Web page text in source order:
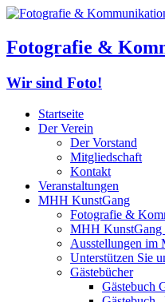
Fotografie &
Wir sind Foto!
Startseite
Der Verein
Der Vorstand
Mitgliedschaft
Kontakt
Veranstaltungen
MHH KunstGang
Fotografie &
MHH KunstGang
Ausstellungen im
Unterstützen Sie
Gästebücher
Gästebuch